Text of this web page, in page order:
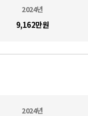
2024년
9,162만원
2024년